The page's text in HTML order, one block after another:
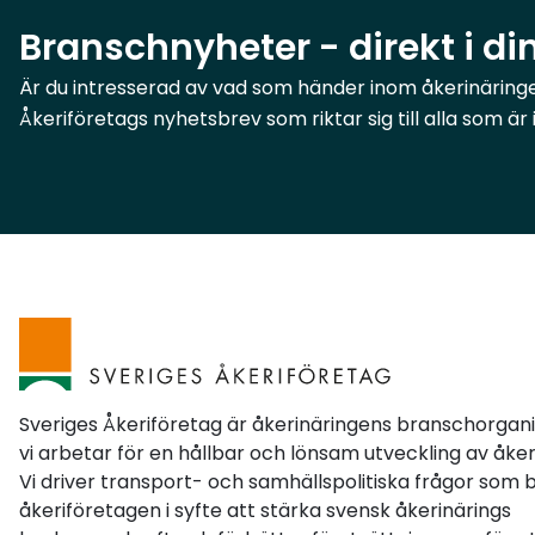
– inte den aktuella bruttoviktenEn
återkommande fråga gäller om det är
fordonets bruttovikt eller totalvikt som ligger
fordonets totalvikt, inklusive eventuell släpvagn
transporttillfället som avgör om reglerna
gäller.Varningsbilar och VTL omfattas inte av
något generellt undantagVi har även fått
frågor om varningsbilar och
vägtransportledarfordon (VTL).Det finns inget
generellt undantag för dessa fordon. Det är i
stället fordonets konstruktion och
Branschnyheter - direkt i
Är du intresserad av vad som händer inom
Åkeriföretags nyhetsbrev som riktar sig till alla som
Sveriges Åkeriföretag är åkerinäringens
vi arbetar för en hållbar och lönsam utveckling av
Vi driver transport- och samhällspolitiska frågor som
åkeriföretagen i syfte att stärka svensk åkerinärings